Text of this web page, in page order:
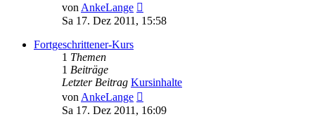
vonAnkeLange
Beitrag
Sa 17. Dez 2011, 15:58
Fortgeschrittener-Kurs
1 Themen
1 Beiträge
Letzter Beitrag Kursinhalte
vonAnkeLange
Beitrag
Sa 17. Dez 2011, 16:09